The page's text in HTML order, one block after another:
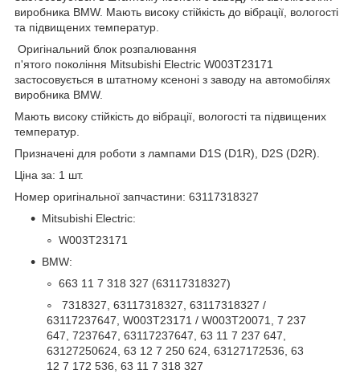
виробника BMW. Мають високу стійкість до вібрації, вологості
та підвищених температур.
Оригінальний блок розпалювання
п'ятого покоління Mitsubishi Electric W003T23171
застосовується в штатному ксеноні з заводу на автомобілях
виробника BMW.
Мають високу стійкість до вібрації, вологості та підвищених
температур.
Призначені для роботи з лампами D1S (D1R), D2S (D2R).
Ціна за: 1 шт.
Номер оригінальної запчастини: 63117318327
Mitsubishi Electric:
W003T23171
BMW:
663 11 7 318 327 (63117318327)
7318327, 63117318327, 63117318327 /
63117237647, W003T23171 / W003T20071, 7 237
647, 7237647, 63117237647, 63 11 7 237 647,
63127250624, 63 12 7 250 624, 63127172536, 63
12 7 172 536, 63 11 7 318 327